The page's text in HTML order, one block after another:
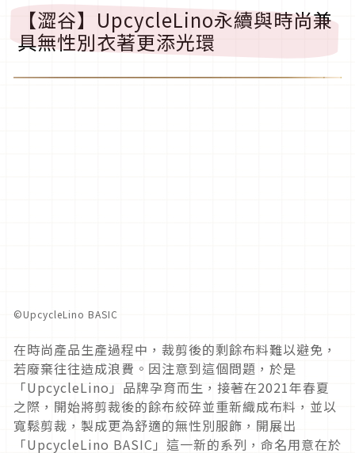
【澀谷】 UpcycleLino永續與時尚兼
具無性別衣著更添光環
©︎UpcycleLino BASIC
在時尚產品生產過程中，裁剪後的剩餘布料難以避免，
若廢棄往往造成浪費。因注意到這個問題，於是
「UpcycleLino 」品牌孕育而生，接著在2021年春夏
之際， 開始將剪裁後的餘布絞碎並重新織成布料，並以
寬鬆剪裁， 製成更為舒適的無性別服飾，開展出
「UpcycleLino BASIC 」這一新的系列，命名用意在於